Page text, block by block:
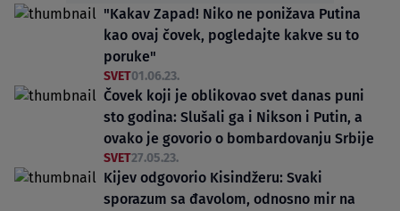
"Kakav Zapad! Niko ne ponižava Putina
kao ovaj čovek, pogledajte kakve su to
poruke"
SVET01.06.23.
Čovek koji je oblikovao svet danas puni
sto godina: Slušali ga i Nikson i Putin, a
ovako je govorio o bombardovanju Srbije
SVET27.05.23.
Kijev odgovorio Kisindžeru: Svaki
sporazum sa đavolom, odnosno mir na